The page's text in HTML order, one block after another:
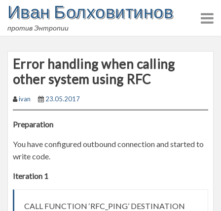
Skip
content
Иван Болховитинов
против Энтропии
Error handling when calling
other system using RFC
ivan 23.05.2017
Preparation
You have configured outbound connection and started to
write code.
Iteration 1
CALL FUNCTION ‘RFC_PING’ DESTINATION